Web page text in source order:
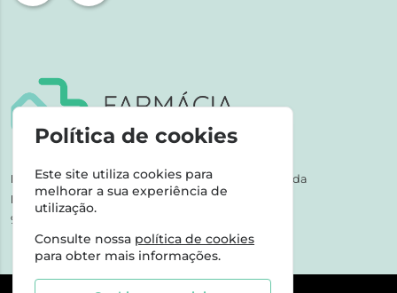
NIPC:507 590 490 | Farmácias Tarige Unipessoal Lda
Horário de Atendimento:
9-17h dias úteis
Política de cookies
Este site utiliza cookies para
melhorar a sua experiência de
utilização.
Consulte nossa política de cookies
para obter mais informações.